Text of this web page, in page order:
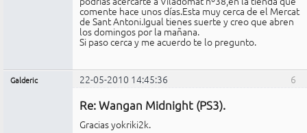
comente hace unos días.Esta muy cerca de el Mercat
de Sant Antoni.Igual tienes suerte y creo que abren
los domingos por la mañana.
Si paso cerca y me acuerdo te lo pregunto.
6
Galderic 22-05-2010 14:45:36
Re: Wangan Midnight (PS3).
Gracias yokriki2k.